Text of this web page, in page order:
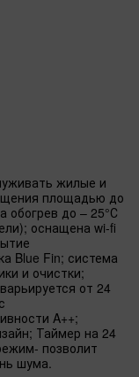
жилые и
площадью до
обогрев до – 25°С
оснащена wi-fi
Blue Fin; система
и очистки;
от 24
A++;
Таймер на 24
позволит
шума.